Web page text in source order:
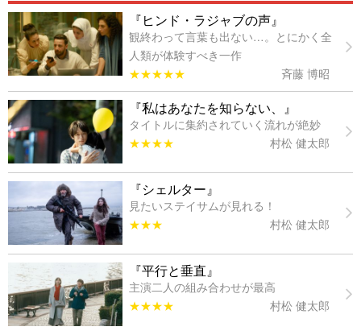
『ヒンド・ラジャブの声』
観終わって言葉も出ない…。とにかく全
人類が体験すべき一作
★★★★★
斉藤 博昭
『私はあなたを知らない、』
タイトルに集約されていく流れが絶妙
★★★★
村松 健太郎
『シェルター』
見たいステイサムが見れる！
★★★
村松 健太郎
『平行と垂直』
主演二人の組み合わせが最高
★★★★
村松 健太郎